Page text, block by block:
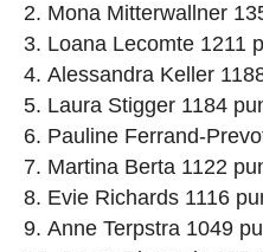
Mona Mitterwallner
Loana Lecomte 1211
Alessandra Keller
Laura Stigger 1184
Pauline Ferrand-
Martina Berta 1122
Evie Richards 1116
Anne Terpstra 1049